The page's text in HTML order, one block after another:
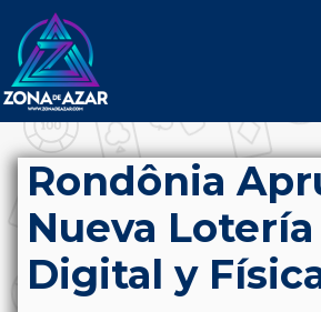
Rondônia
Nueva
Digital y